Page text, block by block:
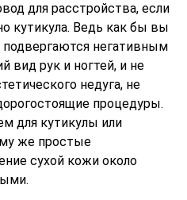
для расстройства, если
кутикула. Ведь как бы вы
негативным
вид рук и ногтей, и не
недуга, не
процедуры.
для кутикулы или
же простые
сухой кожи около